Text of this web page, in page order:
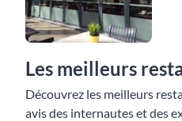
Les meilleurs
Découvrez les meilleurs
avis des internautes et des